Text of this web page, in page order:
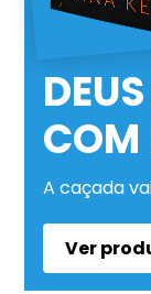
COM
A caçada
Ver